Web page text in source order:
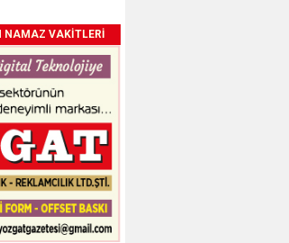
NAMAZ VAKİTLERİ